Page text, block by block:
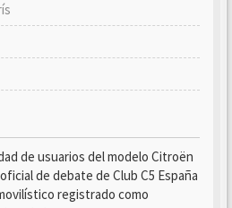
de usuarios del modelo Citroën
de debate de Club C5 España
registrado como